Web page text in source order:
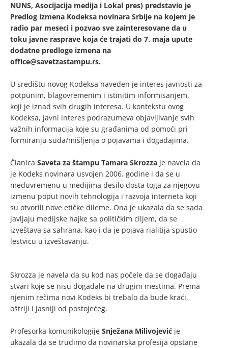
NUNS, Asocijacija medija i Lokal pres) predstavio je
Predlog izmena Kodeksa novinara Srbije na kojem je
radio par meseci i pozvao sve zainteresovane da u
toku javne rasprave koja će trajati do 7. maja upute
dodatne predloge izmena na
office@savetzastampu.rs.
U središtu novog Kodeksa naveden je interes javnosti za
potpunim, blagovremenim i istinitim informisanjem,
koji je iznad svih drugih interesa. U kontekstu ovog
Kodeksa, javni interes podrazumeva objavljivanje svih
važnih informacija koje su građanima od pomoći pri
formiranju suda/mišljenja o pojavama i događajima.
Članica Saveta za štampu Tamara Skrozza je navela da
je Kodeks novinara usvojen 2006. godine i da se u
međuvremenu u medijima desilo dosta toga za njegovu
izmenu poput novih tehnologija i razvoja interneta koji
su otvorili nove etičke dileme. Ona je ukazala da se sada
javljaju medijske hajke sa političkim ciljem, da se
izveštava sa sahrana, kao i da je pojava rialitija spustio
lestvicu u izveštavanju.
Skrozza je navela da su kod nas počele da se događaju
stvari koje se nisu događale na drugim mestima. Prema
njenim rečima novi Kodeks bi trebalo da bude kraći,
oštriji i jasniji od postojećeg.
Profesorka komunikologije Snježana Milivojević je
ukazala da se trudimo da novinarska profesija opstane